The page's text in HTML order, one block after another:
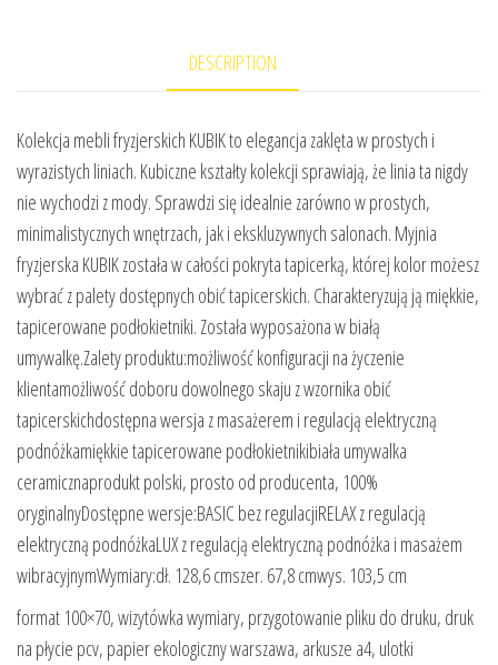
DESCRIPTION
Kolekcja mebli fryzjerskich KUBIK to elegancja zaklęta w prostych i
wyrazistych liniach. Kubiczne kształty kolekcji sprawiają, że linia ta nigdy
nie wychodzi z mody. Sprawdzi się idealnie zarówno w prostych,
minimalistycznych wnętrzach, jak i ekskluzywnych salonach. Myjnia
fryzjerska KUBIK została w całości pokryta tapicerką, której kolor możesz
wybrać z palety dostępnych obić tapicerskich. Charakteryzują ją miękkie,
tapicerowane podłokietniki. Została wyposażona w białą
umywalkę.Zalety produktu:możliwość konfiguracji na życzenie
klientamożliwość doboru dowolnego skaju z wzornika obić
tapicerskichdostępna wersja z masażerem i regulacją elektryczną
podnóżkamiękkie tapicerowane podłokietnikibiała umywalka
ceramicznaprodukt polski, prosto od producenta, 100%
oryginalnyDostępne wersje:BASIC bez regulacjiRELAX z regulacją
elektryczną podnóżkaLUX z regulacją elektryczną podnóżka i masażem
wibracyjnymWymiary:dł. 128,6 cmszer. 67,8 cmwys. 103,5 cm
format 100×70, wizytówka wymiary, przygotowanie pliku do druku, druk
na płycie pcv, papier ekologiczny warszawa, arkusze a4, ulotki